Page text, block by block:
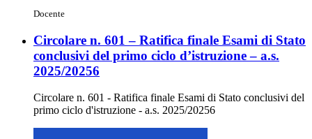
Docente
Circolare n. 601 – Ratifica finale Esami di Stato
conclusivi del primo ciclo d’istruzione – a.s.
2025/20256
Circolare n. 601 - Ratifica finale Esami di Stato conclusivi del
primo ciclo d'istruzione - a.s. 2025/20256